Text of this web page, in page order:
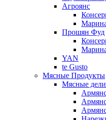
Агроянс
Прошян Фуд
YAN
te Gusto
Мясные Продукты
Мясные